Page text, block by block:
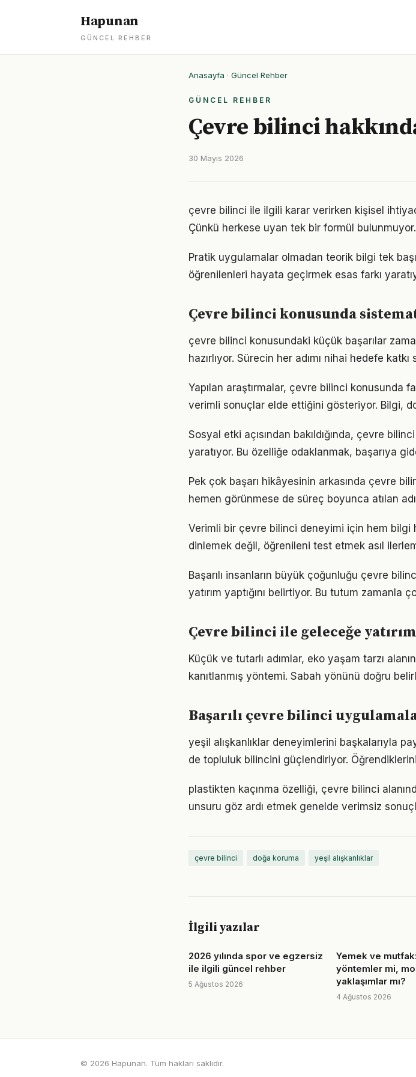
Hapunan
GÜNCEL REHBER
Anasayfa · Güncel Rehber
GÜNCEL REHBER
Çevre bilinci
30 Mayıs 2026
çevre bilinci ile ilgili karar verirken kişisel
Çünkü herkese uyan tek bir formül bulunmuyor.
Pratik uygulamalar olmadan teorik bilgi tek
öğrenilenleri hayata geçirmek esas farkı
Çevre bilinci konusunda
çevre bilinci konusundaki küçük başarılar
hazırlıyor. Sürecin her adımı nihai hedefe katkı
Yapılan araştırmalar, çevre bilinci konusunda
verimli sonuçlar elde ettiğini gösteriyor. Bilgi,
Sosyal etki açısından bakıldığında, çevre
yaratıyor. Bu özelliğe odaklanmak, başarıya
Pek çok başarı hikâyesinin arkasında çevre
hemen görünmese de süreç boyunca atılan
Verimli bir çevre bilinci deneyimi için hem bilgi
dinlemek değil, öğrenileni test etmek asıl
Başarılı insanların büyük çoğunluğu çevre
yatırım yaptığını belirtiyor. Bu tutum zamanla
Çevre bilinci ile geleceğe
Küçük ve tutarlı adımlar, eko yaşam tarzı
kanıtlanmış yöntemi. Sabah yönünü doğru
Başarılı çevre bilinci
yeşil alışkanlıklar deneyimlerini başkalarıyla
de topluluk bilincini güçlendiriyor.
plastikten kaçınma özelliği, çevre bilinci
unsuru göz ardı etmek genelde verimsiz
çevre bilinci doğa koruma yeşil alışkanlıklar
İlgili yazılar
2026 yılında spor ve egzersiz
ile ilgili güncel rehber
5 Ağustos 2026
Yemek ve
yöntemler mi,
yaklaşımlar mı?
4 Ağustos 2026
© 2026 Hapunan. Tüm hakları saklıdır.